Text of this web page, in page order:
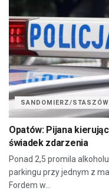
SANDOMIERZ/
Opatów: Pijana
świadek zdarzenia
Ponad 2,5 promila
parkingu przy jednym z
Fordem w...